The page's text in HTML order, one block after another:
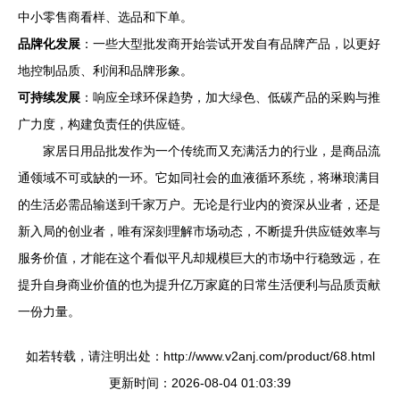
中小零售商看样、选品和下单。
品牌化发展 ：一些大型批发商开始尝试开发自有品牌产品，以更好
地控制品质、利润和品牌形象。
可持续发展 ：响应全球环保趋势，加大绿色、低碳产品的采购与推
广力度，构建负责任的供应链。
家居日用品批发作为一个传统而又充满活力的行业，是商品流
通领域不可或缺的一环。它如同社会的血液循环系统，将琳琅满目
的生活必需品输送到千家万户。无论是行业内的资深从业者，还是
新入局的创业者，唯有深刻理解市场动态，不断提升供应链效率与
服务价值，才能在这个看似平凡却规模巨大的市场中行稳致远，在
提升自身商业价值的也为提升亿万家庭的日常生活便利与品质贡献
一份力量。
如若转载，请注明出处：http://www.v2anj.com/product/68.html
更新时间：2026-08-04 01:03:39